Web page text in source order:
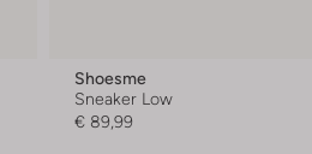
Shoesme
Sneaker Low
€ 89,99